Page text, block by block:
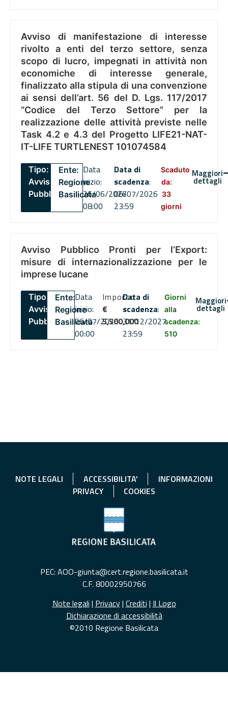
Avviso di manifestazione di interesse
rivolto a enti del terzo settore, senza
scopo di lucro, impegnati in attività non
economiche di interesse generale,
finalizzato alla stipula di una convenzione
ai sensi dell’art. 56 del D. Lgs. 117/2017
“Codice del Terzo Settore” per la
realizzazione delle attività previste nelle
Task 4.2 e 4.3 del Progetto LIFE21-NAT-
IT-LIFE TURTLENEST 101074584
Tipo:
Avviso
Pubblico
Ente:
Regione
Basilicata
Data
inizio:
26/06/2026
08:00
Data di
scadenza:
06/07/2026
23:59
Scaduto
da:
33
giorni
Maggiori
dettagli
Avviso Pubblico Pronti per l’Export:
misure di internazionalizzazione per le
imprese lucane
Tipo:
Avviso
Pubblico
Ente:
Regione
Basilicata
Data
inizio:
06/07/2026
00:00
Importo
€
5,500,000
Data di
scadenza:
31/12/2027
23:59
Giorni
alla
scadenza:
510
Maggiori
dettagli
NOTE LEGALI ACCESSIBILITA'
INFORMAZIONI
PRIVACY
COOKIES
PEC: AOO-giunta@cert.regione.basilicata.it
C.F. 80002950766
Note legali | Privacy| Crediti | Il Logo
Dichiarazione di accessibilità
©2010 Regione Basilicata